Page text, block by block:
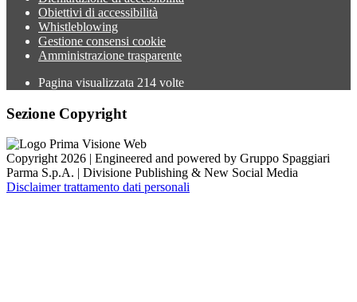
Obiettivi di accessibilità
Whistleblowing
Gestione consensi cookie
Amministrazione trasparente
Pagina visualizzata 214 volte
Sezione Copyright
Copyright 2026 | Engineered and powered by Gruppo Spaggiari
Parma S.p.A. | Divisione Publishing & New Social Media
Disclaimer trattamento dati personali